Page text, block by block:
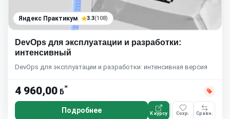
Яндекс Практикум 3.3(108)
DevOps для эксплуатации и разработки:
интенсивный
DevOps для эксплуатации и разработки: интенсивная версия
4 960,00 ƃ*
Подробнее К курсу Сохр. Сравн.